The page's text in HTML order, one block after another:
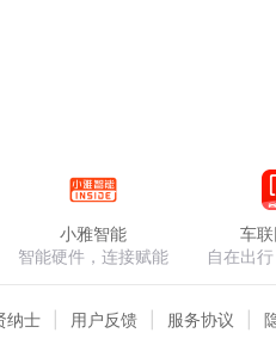
小雅智能
智能硬件，连接赋能
车
自在出
纳士 用户反馈 服务协议